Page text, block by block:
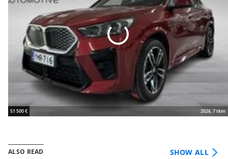
51 500 € 2026, 7 tkm
ALSO READ
SHOW ALL